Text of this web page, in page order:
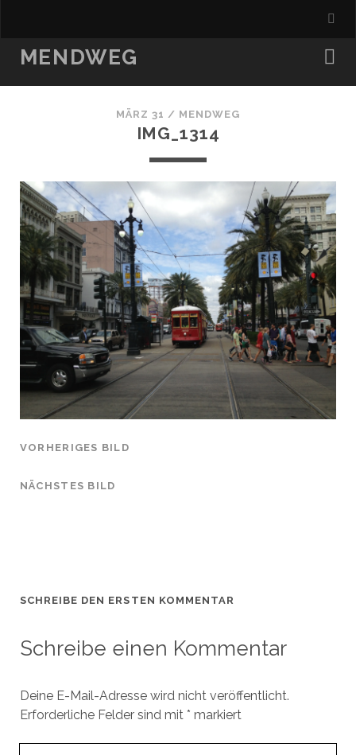
MENDWEG
MÄRZ 31 / MENDWEG
IMG_1314
VORHERIGES BILD
NÄCHSTES BILD
SCHREIBE DEN ERSTEN KOMMENTAR
Schreibe einen Kommentar
Deine E-Mail-Adresse wird nicht veröffentlicht.
Erforderliche Felder sind mit * markiert